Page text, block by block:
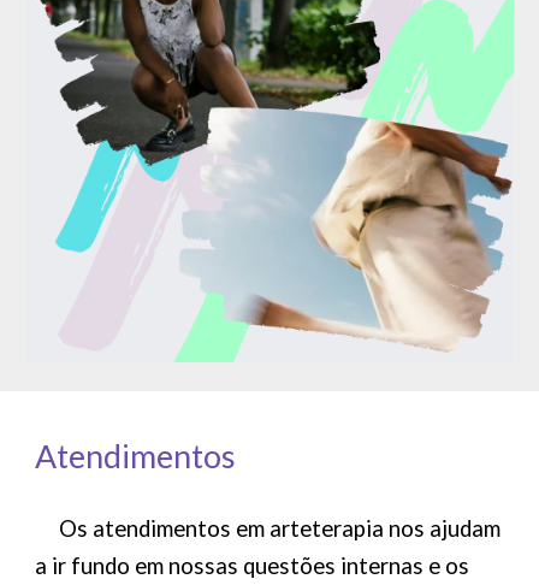
Atendimentos
Os atendimentos em arteterapia nos ajudam
a ir fundo em nossas questões internas e os